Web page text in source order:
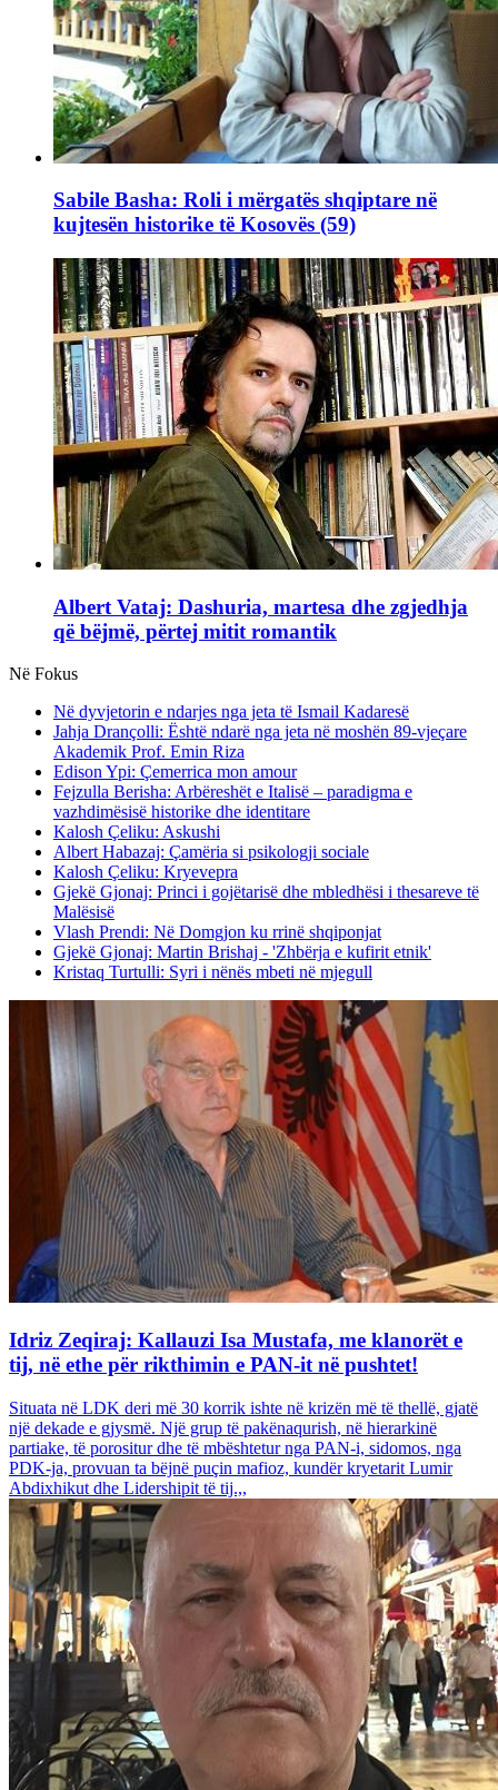
Sabile Basha: Roli i mërgatës shqiptare në
kujtesën historike të Kosovës (59)
Albert Vataj: Dashuria, martesa dhe zgjedhja
që bëjmë, përtej mitit romantik
Në Fokus
Në dyvjetorin e ndarjes nga jeta të Ismail Kadaresë
Jahja Drançolli: Është ndarë nga jeta në moshën 89-vjeçare
Akademik Prof. Emin Riza
Edison Ypi: Çemerrica mon amour
Fejzulla Berisha: Arbëreshët e Italisë – paradigma e
vazhdimësisë historike dhe identitare
Kalosh Çeliku: Askushi
Albert Habazaj: Çamëria si psikologji sociale
Kalosh Çeliku: Kryevepra
Gjekë Gjonaj: Princi i gojëtarisë dhe mbledhësi i thesareve të
Malësisë
Vlash Prendi: Në Domgjon ku rrinë shqiponjat
Gjekë Gjonaj: Martin Brishaj - 'Zhbërja e kufirit etnik'
Kristaq Turtulli: Syri i nënës mbeti në mjegull
Idriz Zeqiraj: Kallauzi Isa Mustafa, me klanorët e
tij, në ethe për rikthimin e PAN-it në pushtet!
Situata në LDK deri më 30 korrik ishte në krizën më të thellë, gjatë
një dekade e gjysmë. Një grup të pakënaqurish, në hierarkinë
partiake, të porositur dhe të mbështetur nga PAN-i, sidomos, nga
PDK-ja, provuan ta bëjnë puçin mafioz, kundër kryetarit Lumir
Abdixhikut dhe Lidershipit të tij.,,